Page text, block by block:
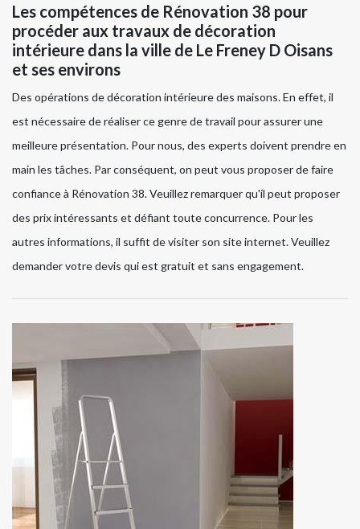
Les compétences de Rénovation 38 pour
procéder aux travaux de décoration
intérieure dans la ville de Le Freney D Oisans
et ses environs
Des opérations de décoration intérieure des maisons. En effet, il
est nécessaire de réaliser ce genre de travail pour assurer une
meilleure présentation. Pour nous, des experts doivent prendre en
main les tâches. Par conséquent, on peut vous proposer de faire
confiance à Rénovation 38. Veuillez remarquer qu'il peut proposer
des prix intéressants et défiant toute concurrence. Pour les
autres informations, il suffit de visiter son site internet. Veuillez
demander votre devis qui est gratuit et sans engagement.